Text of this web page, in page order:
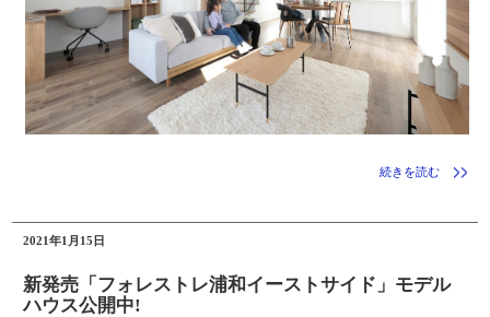
続きを読む
2021年1月15日
新発売「フォレストレ浦和イーストサイド」モデル
ハウス公開中!